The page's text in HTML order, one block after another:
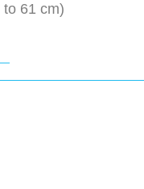
61 cm)